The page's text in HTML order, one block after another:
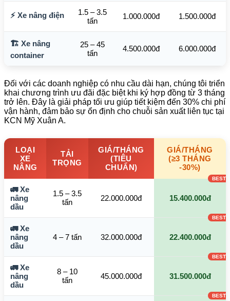
⚡ Xe nâng điện
1.5 – 3.5
tấn
1.000.000đ 1.500.000đ
🏗️ Xe nâng
container
25 – 45
tấn
4.500.000đ 6.000.000đ
Đối với các doanh nghiệp có nhu cầu dài hạn, chúng tôi triển
khai chương trình ưu đãi đặc biệt khi ký hợp đồng từ 3 tháng
trở lên. Đây là giải pháp tối ưu giúp tiết kiệm đến 30% chi phí
vận hành, đảm bảo sự ổn định cho chuỗi sản xuất liên tục tại
KCN Mỹ Xuân A.
LOẠI
XE
NÂNG
TẢI
TRỌNG
GIÁ/THÁNG
(TIÊU
CHUẨN)
GIÁ/THÁNG
(≥3 THÁNG
-30%)
🚛 Xe
nâng
dầu
1.5 – 3.5
tấn
22.000.000đ 15.400.000đ
🚛 Xe
nâng
dầu
4 – 7 tấn 32.000.000đ 22.400.000đ
🚛 Xe
nâng
dầu
8 – 10
tấn
45.000.000đ 31.500.000đ